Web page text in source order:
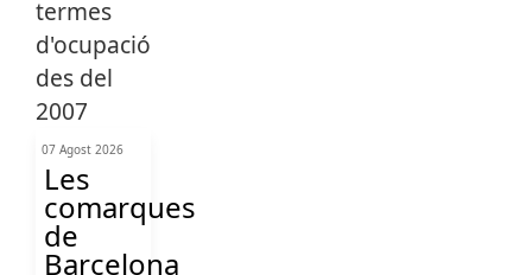
07 Agost 2026
Les
comarques
de
Barcelona